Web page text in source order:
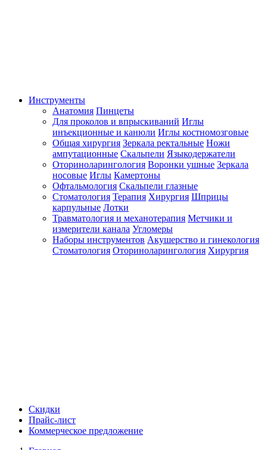
Инструменты
Анатомия Пинцеты
Для проколов и впрыскиваний Иглы
инъекционные и канюли Иглы костномозговые
Общая хирургия Зеркала ректальные Ножи
ампутационные Скальпели Языкодержатели
Оториноларингология Воронки ушные Зеркала
носовые Иглы Камертоны
Офтальмология Скальпели глазные
Стоматология Терапия Хирургия Шприцы
карпульные Лотки
Травматология и механотерапия Метчики и
измерители канала Угломеры
Наборы инструментов Акушерство и гинекология
Стоматология Оториноларингология Хирургия
Скидки
Прайс-лист
Коммерческое предложение